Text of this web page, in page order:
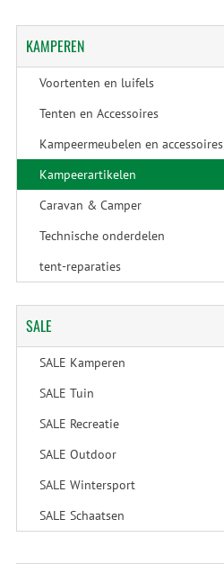
KAMPEREN
Voortenten en luifels
Tenten en Accessoires
Kampeermeubelen en accessoires
Kampeerartikelen
Caravan & Camper
Technische onderdelen
tent-reparaties
SALE
SALE Kamperen
SALE Tuin
SALE Recreatie
SALE Outdoor
SALE Wintersport
SALE Schaatsen